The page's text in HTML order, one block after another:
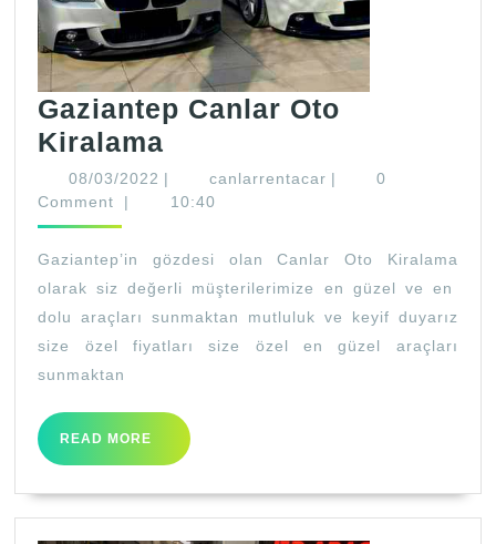
Gaziantep Canlar Oto
Kiralama
Canlar
Oto
08/03/2022 08/03/2022
| canlarrentacar canlarrentacar
|
0
Comment
| 10:40
Gaziantep’in gözdesi olan Canlar Oto Kiralama
olarak siz değerli müşterilerimize en güzel ve en
dolu araçları sunmaktan mutluluk ve keyif duyarız
size özel fiyatları size özel en güzel araçları
sunmaktan
READ MORE
READ
MORE